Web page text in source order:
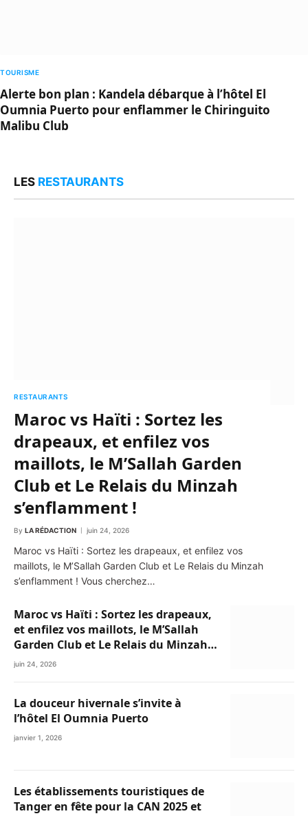
TOURISME
Alerte bon plan : Kandela débarque à l’hôtel El
Oumnia Puerto pour enflammer le Chiringuito
Malibu Club
LES RESTAURANTS
RESTAURANTS
Maroc vs Haïti : Sortez les
drapeaux, et enfilez vos
maillots, le M’Sallah Garden
Club et Le Relais du Minzah
s’enflamment !
By LA RÉDACTION juin 24, 2026
Maroc vs Haïti : Sortez les drapeaux, et enfilez vos
maillots, le M’Sallah Garden Club et Le Relais du Minzah
s’enflamment ! Vous cherchez…
Maroc vs Haïti : Sortez les drapeaux,
et enfilez vos maillots, le M’Sallah
Garden Club et Le Relais du Minzah
s’enflamment !
juin 24, 2026
La douceur hivernale s’invite à
l’hôtel El Oumnia Puerto
janvier 1, 2026
Les établissements touristiques de
Tanger en fête pour la CAN 2025 et